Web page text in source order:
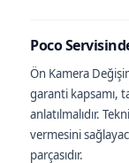
Poco
Ön Kamera
garanti kapsamı,
anlatılmalıdır.
vermesini
parçasıdır.